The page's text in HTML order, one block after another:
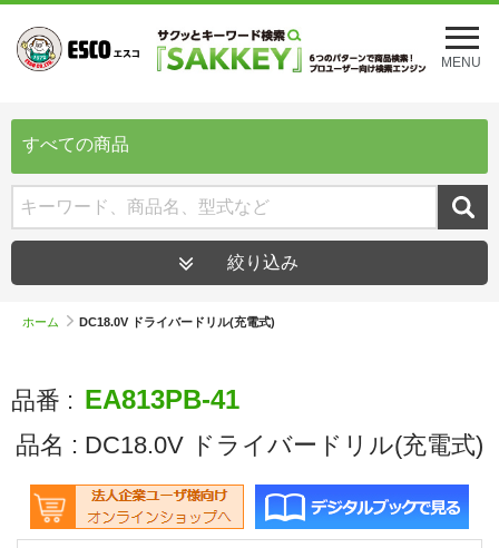
メ
ニ
ュ
を
MENU
すべての商品
絞り込み
ホーム DC18.0V ドライバードリル(充電式)
品番 : EA813PB-41
品名 : DC18.0V ドライバードリル(充電式)